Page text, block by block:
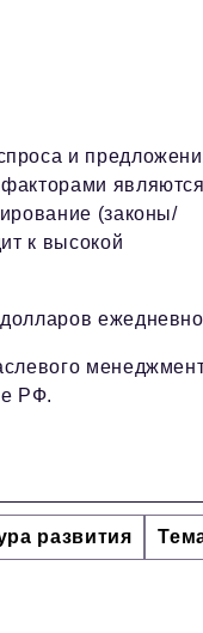
и
являются
(законы/
к высокой
РФ.
развития